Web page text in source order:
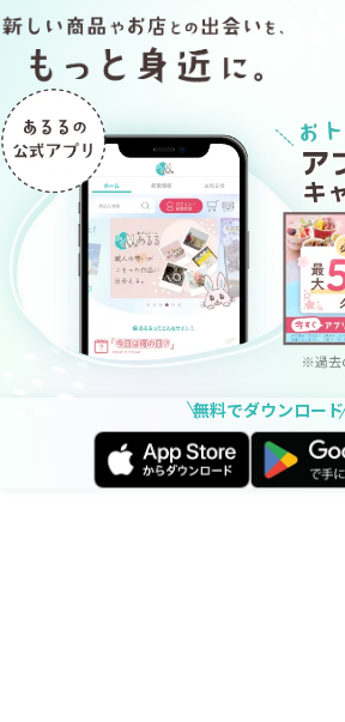
無料でダウンロード